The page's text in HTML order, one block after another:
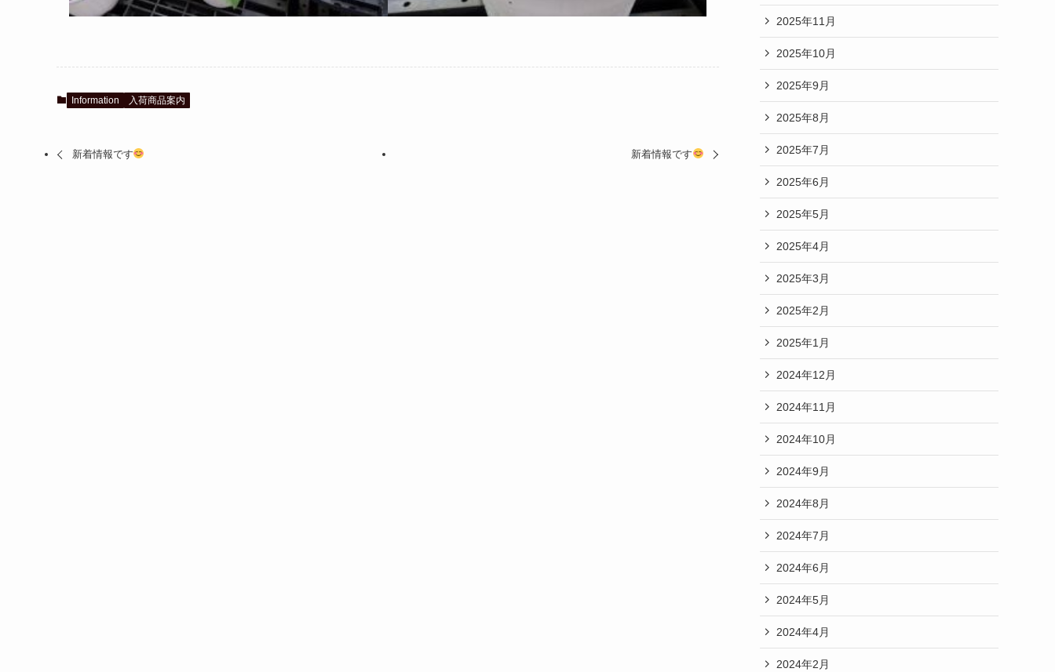
Information 入荷商品案内
新着情報です 新着情報です
2025年11月
2025年10月
2025年9月
2025年8月
2025年7月
2025年6月
2025年5月
2025年4月
2025年3月
2025年2月
2025年1月
2024年12月
2024年11月
2024年10月
2024年9月
2024年8月
2024年7月
2024年6月
2024年5月
2024年4月
2024年2月